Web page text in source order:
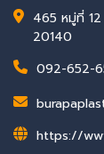
465 หมู่ที่
20140
092-652-
https://